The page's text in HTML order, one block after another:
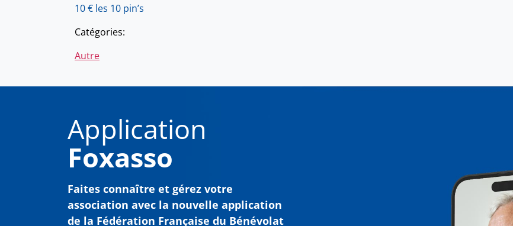
10 € les 10 pin’s
Catégories:
Autre
Application
Foxasso
Faites connaître et gérez votre
association avec la nouvelle application
de la Fédération Française du Bénévolat